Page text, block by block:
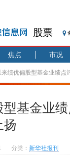
股票
焦点 市况
来绩优偏股型基金业绩点
基金业
扬
分类： 新华社报刊